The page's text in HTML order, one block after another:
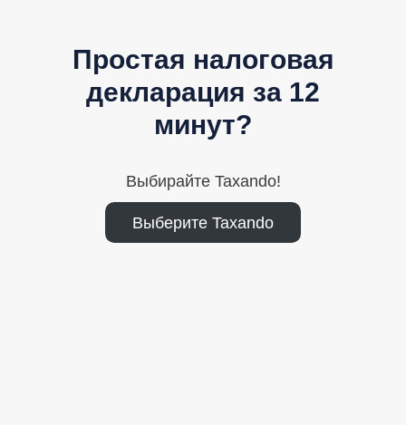
Простая налоговая
декларация за 12
минут?
Выбирайте Taxando!
Выберите Taxando